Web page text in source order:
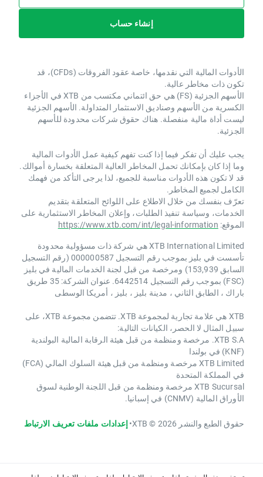
إنشاء حساب
الأدوات المالية التي نقدمها، خاصة عقود الفروقات (CFDs)، قد
تكون ذات مخاطر عالية.
الأسهم الجزئية (FS) هي حق ائتماني مكتسب من XTB ​​في الأجزاء
الكسرية من الأسهم وصناديق الاستثمار المتداولة. الأسهم الجزئية
ليست أداة مالية منفصلة. هناك حقوق شركات محدودة للأسهم
الجزئية.
يجب عليك أن تفكر فيما إذا كنت تفهم كيفية عمل الأدوات المالية
وما إذا كان بإمكانك تحمل المخاطر العالية المتعلقة بخسارة أموالك.
قد لا تكون هذه الأدوات مناسبة للجميع، لذا يرجى التأكد من فهمك
الكامل لجميع المخاطر.
تعرّف بنفسك من خلال الاطلاع على اللوائح المتعلقة بتقديم
الخدمات، وسياسة تنفيذ الطلبات، وإعلان المخاطر الاستثمارية على
الموقع: https://www.xtb.com/int/legal-information
XTB International Limited هي شركة ذات مسؤولية محدودة
تأسست في بليز بموجب رقم التسجيل 000000587 (رقم التسجيل
السابق 153,939) ومرخصة من قبل لجنة الخدمات المالية في بليز
(FSC) بموجب رقم التسجيل 6442514. عنوان الشركة: 35 طريق
باراك ، الطابق الثاني ، مدينة بليز ، بليز ، أمريكا الوسطى
XTB هي علامة تجارية لمجموعة XTB. تتضمن مجموعة XTB، على
سبيل المثال لا الحصر، الكيانات التالية:
XTB S.A. مرخصة ومنظمة من قبل هيئة الرقابة المالية البولندية
(KNF) في بولندا
XTB Limited مرخصة ومنظمة من قبل هيئة السلوك المالي (FCA)
في المملكة المتحدة
XTB Sucursal مرخصة ومنظمة من قبل اللجنة الوطنية لسوق
الأوراق المالية (CNMV) في إسبانيا.
حقوق الطبع والنشر 2026 © XTB •إعدادات ملفات تعريف الارتباط